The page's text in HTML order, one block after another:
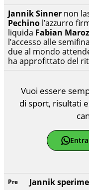
Jannik Sinner non
Pechino l’azzurro
liquida Fabian
l’accesso alle
due al mondo
ha approfittato del
Pre
Jannik
Vuoi essere
di sport, risultati